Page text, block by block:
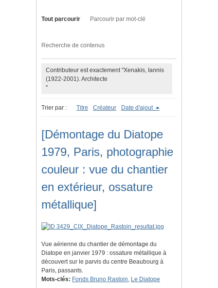
Tout parcourir Parcourir par mot-clé
Recherche de contenus
Contributeur est exactement "Xenakis, Iannis
(1922-2001). Architecte
"
Trier par : Titre Créateur Date d'ajout
[Démontage du Diatope
1979, Paris, photographie
couleur : vue du chantier
en extérieur, ossature
métallique]
Vue aérienne du chantier de démontage du
Diatope en janvier 1979 : ossature métallique à
découvert sur le parvis du centre Beaubourg à
Paris, passants.
Mots-clés: Fonds Bruno Rastoin, Le Diatope